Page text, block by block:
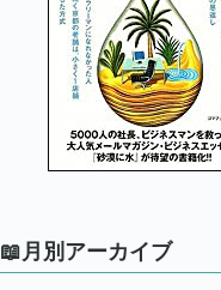
📖月別アーカイブ